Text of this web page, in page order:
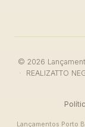
© 2026
· REALIZATTO
Lançamentos Porto